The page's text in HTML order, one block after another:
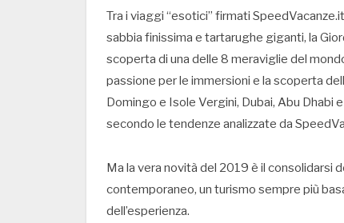
Tra i viaggi “esotici” firmati
sabbia finissima e tartarughe giganti, la
scoperta di una delle 8 meraviglie del
passione per le immersioni e la scoperta
Domingo e Isole Vergini, Dubai, Abu Dhabi
secondo le tendenze analizzate da
Ma la vera novità del 2019 è il consolidarsi
contemporaneo, un turismo sempre più
dell’esperienza.